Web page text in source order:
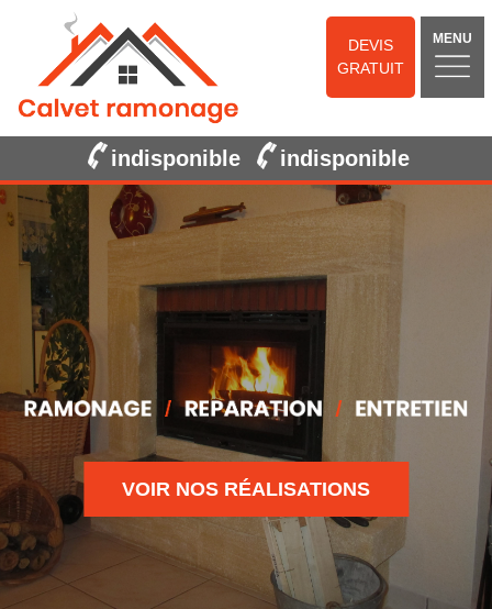
DEVIS
GRATUIT
MENU
indisponible indisponible
VOIR NOS RÉALISATIONS